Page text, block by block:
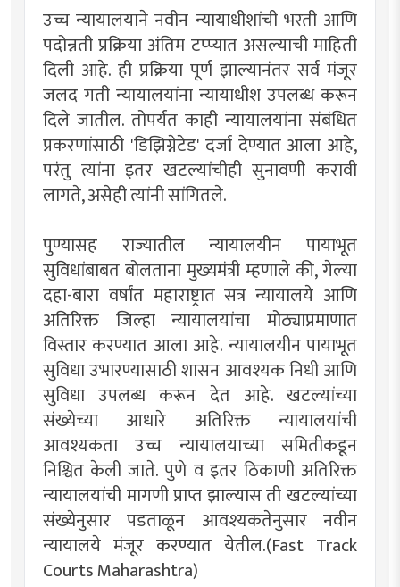
उच्च न्यायालयाने नवीन न्यायाधीशांची भरती आणि
पदोन्नती प्रक्रिया अंतिम टप्प्यात असल्याची माहिती
दिली आहे. ही प्रक्रिया पूर्ण झाल्यानंतर सर्व मंजूर
जलद गती न्यायालयांना न्यायाधीश उपलब्ध करून
दिले जातील. तोपर्यंत काही न्यायालयांना संबंधित
प्रकरणांसाठी 'डिझिग्नेटेड' दर्जा देण्यात आला आहे,
परंतु त्यांना इतर खटल्यांचीही सुनावणी करावी
लागते, असेही त्यांनी सांगितले.
पुण्यासह राज्यातील न्यायालयीन पायाभूत
सुविधांबाबत बोलताना मुख्यमंत्री म्हणाले की, गेल्या
दहा-बारा वर्षांत महाराष्ट्रात सत्र न्यायालये आणि
अतिरिक्त जिल्हा न्यायालयांचा मोठ्याप्रमाणात
विस्तार करण्यात आला आहे. न्यायालयीन पायाभूत
सुविधा उभारण्यासाठी शासन आवश्यक निधी आणि
सुविधा उपलब्ध करून देत आहे. खटल्यांच्या
संख्येच्या आधारे अतिरिक्त न्यायालयांची
आवश्यकता उच्च न्यायालयाच्या समितीकडून
निश्चित केली जाते. पुणे व इतर ठिकाणी अतिरिक्त
न्यायालयांची मागणी प्राप्त झाल्यास ती खटल्यांच्या
संख्येनुसार पडताळून आवश्यकतेनुसार नवीन
न्यायालये मंजूर करण्यात येतील.(Fast Track
Courts Maharashtra)